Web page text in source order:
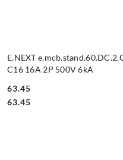
E.NEXT
C16 16A 2P 500V 6kA
Cena:
63.45
Cena:
63.45